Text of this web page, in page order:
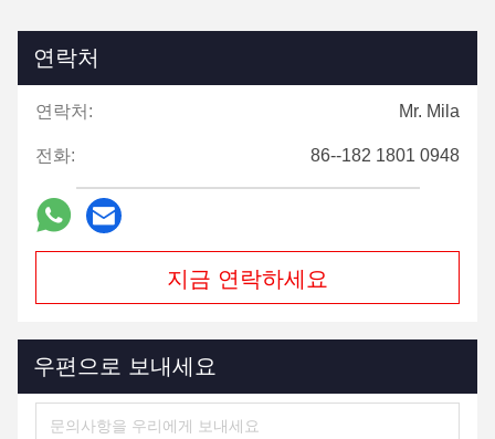
연락처
연락처: Mr. Mila
전화: 86--182 1801 0948
지금 연락하세요
우편으로 보내세요